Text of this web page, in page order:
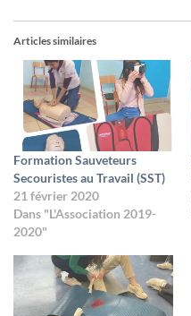
Articles similaires
Formation Sauveteurs
Secouristes au Travail (SST)
21 février 2020
Dans "L'Association 2019-
2020"